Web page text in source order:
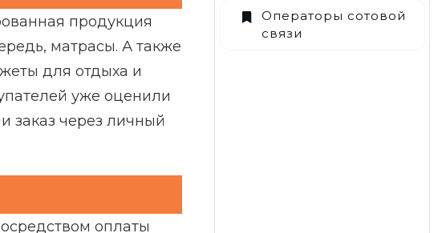
продукция
матрасы. А также
для отдыха и
уже оценили
заказ через личный
оплаты
Операторы сотовой
связи